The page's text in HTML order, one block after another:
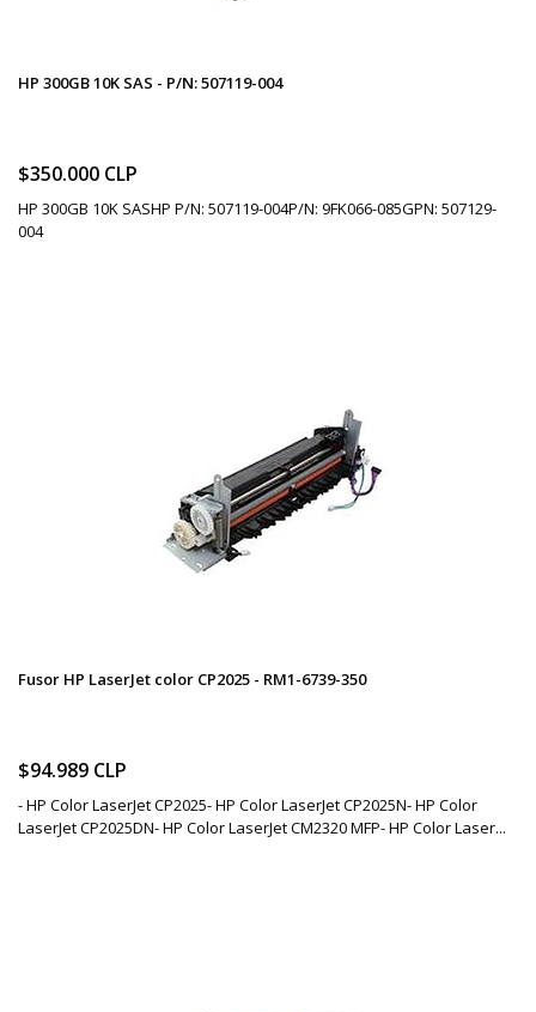
HP 300GB 10K SAS - P/N: 507119-004
$350.000 CLP
HP 300GB 10K SASHP P/N: 507119-004P/N: 9FK066-085GPN: 507129-
004
Fusor HP LaserJet color CP2025 - RM1-6739-350
$94.989 CLP
- HP Color LaserJet CP2025- HP Color LaserJet CP2025N- HP Color
LaserJet CP2025DN- HP Color LaserJet CM2320 MFP- HP Color Laser...